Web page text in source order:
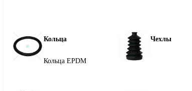
Кольца
Кольца EPDM
Чехлы